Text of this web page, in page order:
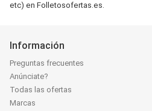
etc) en Folletosofertas.es.
Información
Preguntas frecuentes
Anúnciate?
Todas las ofertas
Marcas